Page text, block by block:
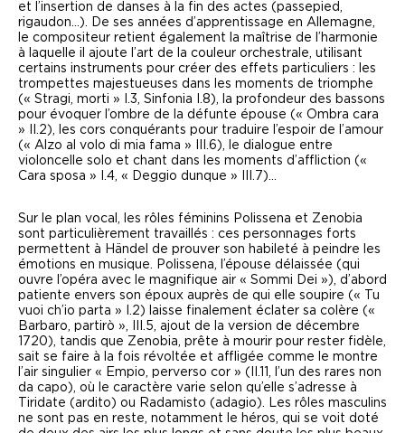
et l’insertion de danses à la fin des actes (passepied,
rigaudon…). De ses années d’apprentissage en Allemagne,
le compositeur retient également la maîtrise de l’harmonie
à laquelle il ajoute l’art de la couleur orchestrale, utilisant
certains instruments pour créer des effets particuliers : les
trompettes majestueuses dans les moments de triomphe
(« Stragi, morti » I.3, Sinfonia I.8), la profondeur des bassons
pour évoquer l’ombre de la défunte épouse (« Ombra cara
» II.2), les cors conquérants pour traduire l’espoir de l’amour
(« Alzo al volo di mia fama » III.6), le dialogue entre
violoncelle solo et chant dans les moments d’affliction («
Cara sposa » I.4, « Deggio dunque » III.7)…
Sur le plan vocal, les rôles féminins Polissena et Zenobia
sont particulièrement travaillés : ces personnages forts
permettent à Händel de prouver son habileté à peindre les
émotions en musique. Polissena, l’épouse délaissée (qui
ouvre l’opéra avec le magnifique air « Sommi Dei » ), d’abord
patiente envers son époux auprès de qui elle soupire (« Tu
vuoi ch’io parta » I.2) laisse finalement éclater sa colère («
Barbaro, partirò », III.5, ajout de la version de décembre
1720), tandis que Zenobia, prête à mourir pour rester fidèle,
sait se faire à la fois révoltée et affligée comme le montre
l’air singulier « Empio, perverso cor » (II.11, l’un des rares non
da capo), où le caractère varie selon qu’elle s’adresse à
Tiridate (ardito) ou Radamisto (adagio). Les rôles masculins
ne sont pas en reste, notamment le héros, qui se voit doté